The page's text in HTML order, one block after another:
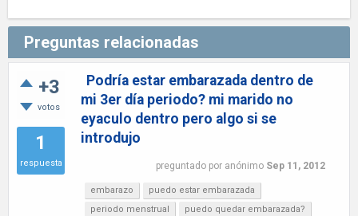
Preguntas relacionadas
+3
votos
1
respuesta
Podría estar embarazada dentro de
mi 3er día periodo? mi marido no
eyaculo dentro pero algo si se
introdujo
preguntado por anónimo Sep 11, 2012
embarazo
puedo estar embarazada
periodo menstrual
puedo quedar embarazada?